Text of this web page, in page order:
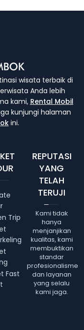
wisata terbaik di
Anda lebih
kami, Rental Mobil
kunjungi halaman
ini.
Trip
Fast
REPUTASI
YANG
TELAH
TERUJI
Kami tidak
hanya
menjanjikan
kualitas, kami
membuktikan
standar
profesionalisme
dan layanan
yang selalu
kami jaga.